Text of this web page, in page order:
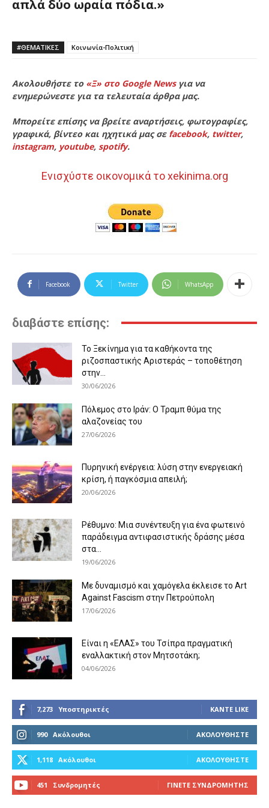
απλά δύο ωραία πόδια.»
#ΘΕΜΑΤΙΚΈΣ Κοινωνία-Πολιτική
Ακολουθήστε το «Ξ» στο Google Newsγια να
ενημερώνεστε για τα τελευταία άρθρα μας.
Μπορείτε επίσης να βρείτε αναρτήσεις, φωτογραφίες,
γραφικά, βίντεο και ηχητικά μας σε facebook, twitter,
instagram, youtube, spotify.
Ενισχύστε οικονομικά το xekinima.org
Facebook Twitter WhatsApp
διαβάστε επίσης:
Το Ξεκίνημα για τα καθήκοντα της
ριζοσπαστικής Αριστεράς – τοποθέτηση
στην...
30/06/2026
Πόλεμος στο Ιράν: Ο Τραμπ θύμα της
αλαζονείας του
27/06/2026
Πυρηνική ενέργεια: λύση στην ενεργειακή
κρίση, ή παγκόσμια απειλή;
20/06/2026
Ρέθυμνο: Μια συνέντευξη για ένα φωτεινό
παράδειγμα αντιφασιστικής δράσης μέσα
στα...
19/06/2026
Με δυναμισμό και χαμόγελα έκλεισε το Art
Against Fascism στην Πετρούπολη
17/06/2026
Είναι η «ΕΛΑΣ» του Τσίπρα πραγματική
εναλλακτική στον Μητσοτάκη;
04/06/2026
7,273 Υποστηρικτές ΚΆΝΤΕ LIKE
990 Ακόλουθοι ΑΚΟΛΟΥΘΉΣΤΕ
1,118 Ακόλουθοι ΑΚΟΛΟΥΘΉΣΤΕ
451 Συνδρομητές ΓΊΝΕΤΕ ΣΥΝΔΡΟΜΗΤΉΣ